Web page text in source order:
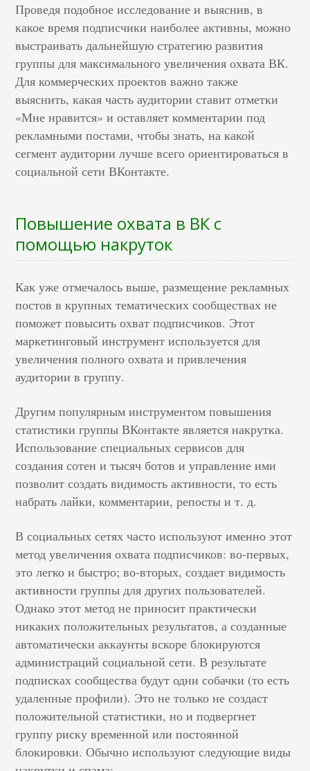
Проведя подобное исследование и выяснив, в
какое время подписчики наиболее активны, можно
выстраивать дальнейшую стратегию развития
группы для максимального увеличения охвата ВК.
Для коммерческих проектов важно также
выяснить, какая часть аудитории ставит отметки
«Мне нравится» и оставляет комментарии под
рекламными постами, чтобы знать, на какой
сегмент аудитории лучше всего ориентироваться в
социальной сети ВКонтакте.
Повышение охвата в ВК с
помощью накруток
Как уже отмечалось выше, размещение рекламных
постов в крупных тематических сообществах не
поможет повысить охват подписчиков. Этот
маркетинговый инструмент используется для
увеличения полного охвата и привлечения
аудитории в группу.
Другим популярным инструментом повышения
статистики группы ВКонтакте является накрутка.
Использование специальных сервисов для
создания сотен и тысяч ботов и управление ими
позволит создать видимость активности, то есть
набрать лайки, комментарии, репосты и т. д.
В социальных сетях часто используют именно этот
метод увеличения охвата подписчиков: во-первых,
это легко и быстро; во-вторых, создает видимость
активности группы для других пользователей.
Однако этот метод не приносит практически
никаких положительных результатов, а созданные
автоматически аккаунты вскоре блокируются
администраций социальной сети. В результате
подписках сообщества будут одни собачки (то есть
удаленные профили). Это не только не создаст
положительной статистики, но и подвергнет
группу риску временной или постоянной
блокировки. Обычно используют следующие виды